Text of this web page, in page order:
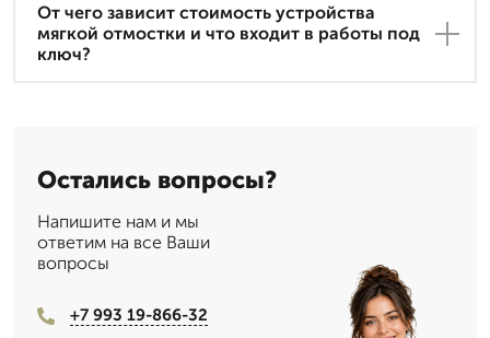
От чего зависит стоимость устройства
мягкой отмостки и что входит в работы под
ключ?
Остались вопросы?
Напишите нам и мы
ответим на все Ваши
вопросы
+7 993 19-866-32